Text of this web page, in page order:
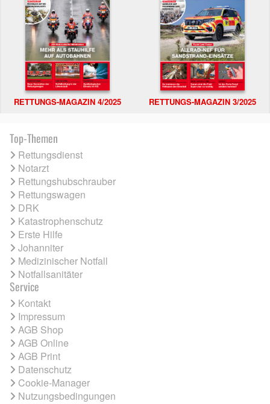
RETTUNGS-MAGAZIN 4/2025 RETTUNGS-MAGAZIN 3/2025
Top-Themen
Rettungsdienst
Notarzt
Rettungshubschrauber
Rettungswagen
DRK
Katastrophenschutz
Erste Hilfe
Johanniter
Medizinischer Notfall
Notfallsanitäter
Service
Kontakt
Impressum
AGB Shop
AGB Online
AGB Print
Datenschutz
Cookie-Manager
Nutzungsbedingungen